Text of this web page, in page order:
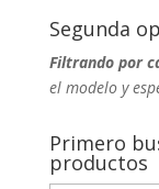
Segunda
Filtrando por
el modelo y
Primero
productos